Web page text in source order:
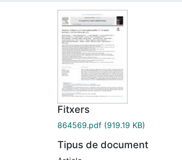
Fitxers
864569.pdf (919.19 KB)
Tipus de document